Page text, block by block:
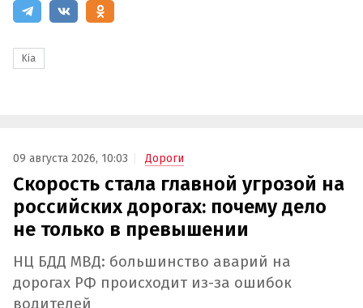
Kia
09 августа 2026, 10:03 Дороги
Скорость стала главной угрозой на
российских дорогах: почему дело
не только в превышении
НЦ БДД МВД: большинство аварий на
дорогах РФ происходит из-за ошибок
водителей